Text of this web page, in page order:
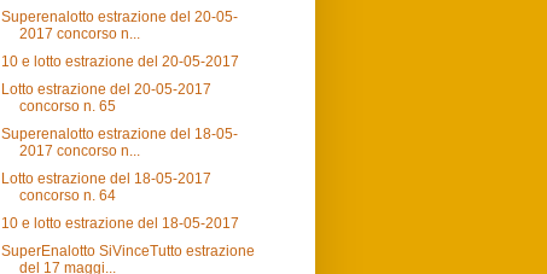
Superenalotto estrazione del 20-05-
2017 concorso n...
10 e lotto estrazione del 20-05-2017
Lotto estrazione del 20-05-2017
concorso n. 65
Superenalotto estrazione del 18-05-
2017 concorso n...
Lotto estrazione del 18-05-2017
concorso n. 64
10 e lotto estrazione del 18-05-2017
SuperEnalotto SiVinceTutto estrazione
del 17 maggi...